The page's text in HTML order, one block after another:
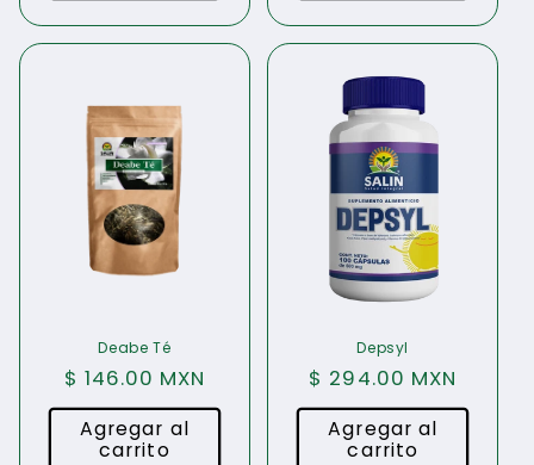
Deabe Té
Precio
habitual
$ 146.00 MXN
Agregar al
carrito
Depsyl
Precio
habitual
$ 294.00 MXN
Agregar al
carrito